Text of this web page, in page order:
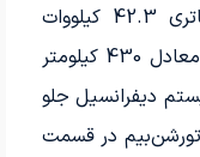
گشتاور مجهز شده است. با یک باتری 42.3 کیلووات
ساعتی، این خودرو می‌تواند مسافتی معادل 430 کیلومتر
دیفرانسیل جلو
در قسمت